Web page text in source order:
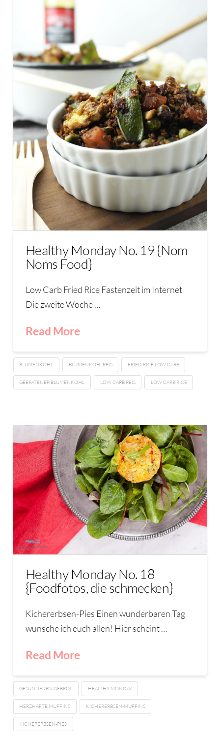
Healthy Monday No. 19 {Nom
Noms Food}
Low Carb Fried Rice Fastenzeit im Internet
Die zweite Woche …
Read More
BLUMENKOHL BLUMENKOHLREIS FRIED RICE LOW CARB
GEBRATENER BLUMENKOHL LOW CARB REIS LOW CARB RICE
Healthy Monday No. 18
{Foodfotos, die schmecken}
Kichererbsen-Pies Einen wunderbaren Tag
wünsche ich euch allen! Hier scheint …
Read More
GESUNDES PAUSEBROT HEALTHY MONDAY
HERZHAFTE MUFFINS KICHERERBSEN-MUFFINS
KICHERERBSEN-PIES